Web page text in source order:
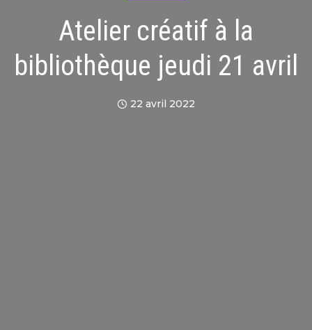
Atelier créatif à la
bibliothèque jeudi 21 avril
22 avril 2022